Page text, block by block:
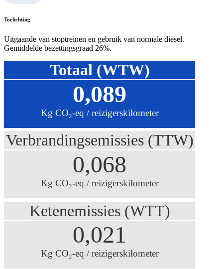
Toelichting
Uitgaande van stoptreinen en gebruik van normale diesel.
Gemiddelde bezettingsgraad 26%.
Totaal (WTW)
0,089
Kg CO₂-eq / reizigerskilometer
Verbrandingsemissies (TTW)
0,068
Kg CO₂-eq / reizigerskilometer
Ketenemissies (WTT)
0,021
Kg CO₂-eq / reizigerskilometer